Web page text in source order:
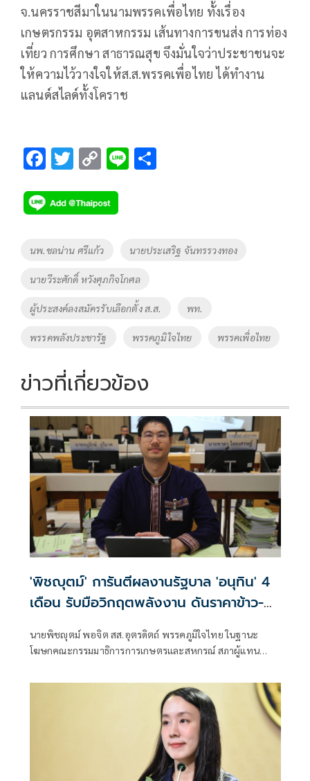
จ.นครราชสีมาในนามพรรคเพื่อไทย ทั้งเรื่อง
เกษตรกรรม อุตสาหกรรม เส้นทางการขนส่ง การท่อง
เที่ยว การศึกษา สาธารณสุข จึงมั่นใจว่าประชาชนจะ
ให้ความไว้วางใจให้ส.ส.พรรคเพื่อไทย ได้ทำงาน
แลนด์สไลด์ทั้งโคราช
F
e
b
o
o
k
T
tt
er
C
p
y
Li
n
k
Li
Tags
นพ.ชลน่าน ศรีแก้ว นายประเสริฐ จันทรรวงทอง
นายวีระศักดิ์ หวังศุภกิจโกศล
ผู้ประสงค์ลงสมัครรับเลือกตั้ง ส.ส. พท.
พรรคพลังประชารัฐ พรรคภูมิใจไทย พรรคเพื่อไทย
ข่าวที่เกี่ยวข้อง
'พิชญุตม์' การันตีผลงานรัฐบาล 'อนุทิน' 4
เดือน รับมือวิกฤตพลังงาน ดันราคาข้าว-
ช่วยลดต้นทุน-ขยายตลาดโลก
นายพิชญุตม์ พอจิต สส.อุตรดิตถ์ พรรคภูมิใจไทย ในฐานะ
โฆษกคณะกรรมมาธิการการเกษตรและสหกรณ์ สภาผู้แทน
รัฐบาลภายใต้การนำของนายอนุทิน ชาญวีรกูล นายกรัฐมนตรี
เข้าบริหารประเทศ 4 เดือน สามารถรับมือกับวิกฤตพลังงาน
และสงครามตะวันออกกลางได้ดี ส่งผลให้ราคาสินค้าเกษตร